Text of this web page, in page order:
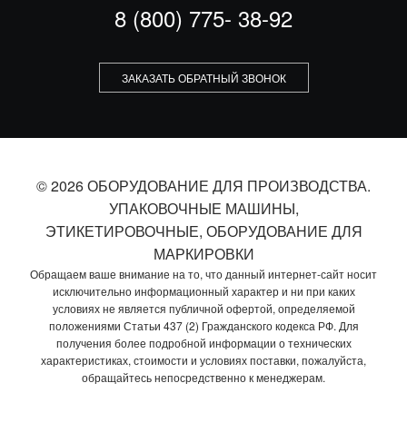
8 (800) 775- 38-92
ЗАКАЗАТЬ ОБРАТНЫЙ ЗВОНОК
© 2026 ОБОРУДОВАНИЕ ДЛЯ ПРОИЗВОДСТВА.
УПАКОВОЧНЫЕ МАШИНЫ,
ЭТИКЕТИРОВОЧНЫЕ, ОБОРУДОВАНИЕ ДЛЯ
МАРКИРОВКИ
Обращаем ваше внимание на то, что данный интернет-сайт носит
исключительно информационный характер и ни при каких
условиях не является публичной офертой, определяемой
положениями Статьи 437 (2) Гражданского кодекса РФ. Для
получения более подробной информации о технических
характеристиках, стоимости и условиях поставки, пожалуйста,
обращайтесь непосредственно к менеджерам.